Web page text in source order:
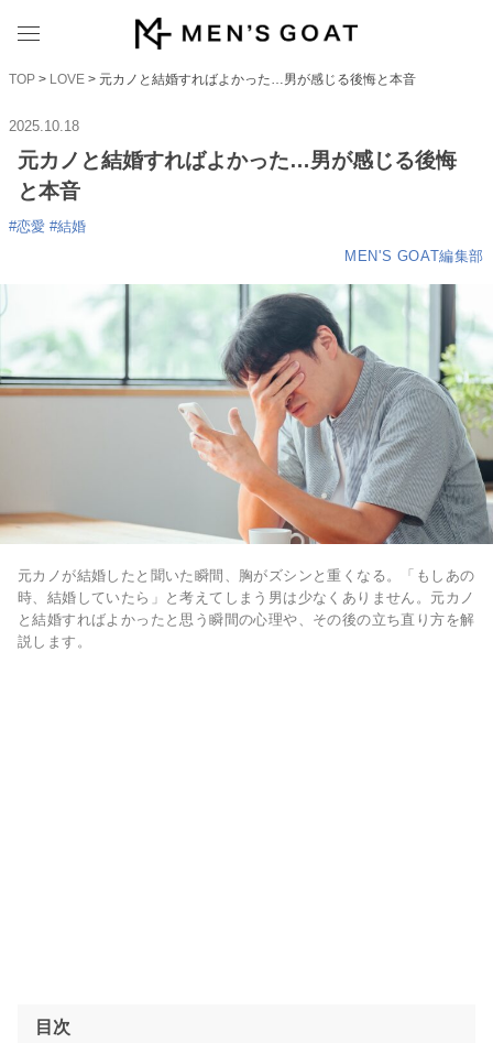
TOP > LOVE > 元カノと結婚すればよかった…男が感じる後悔と本音
2025.10.18
元カノと結婚すればよかった…男が感じる後悔
と本音
#恋愛 #結婚
MEN'S GOAT編集部
元カノが結婚したと聞いた瞬間、胸がズシンと重くなる。「もしあの
時、結婚していたら」と考えてしまう男は少なくありません。元カノ
と結婚すればよかったと思う瞬間の心理や、その後の立ち直り方を解
説します。
目次